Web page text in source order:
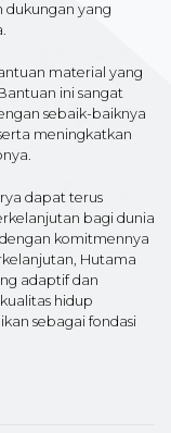
dukungan yang
material yang
ini sangat
sebaik-baiknya
meningkatkan
dapat terus
bagi dunia
komitmennya
Hutama
adaptif dan
hidup
sebagai fondasi